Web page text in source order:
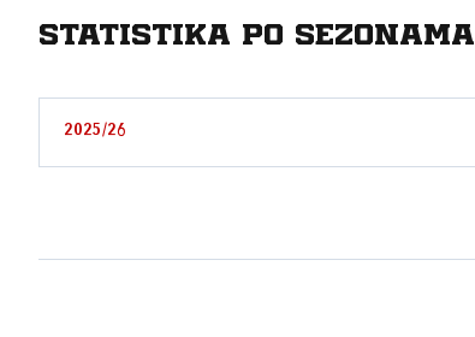
Statistika po sezonama
2025/26